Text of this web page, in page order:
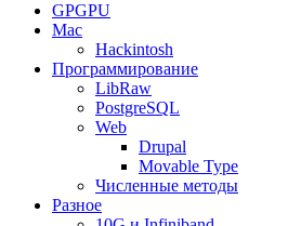
GPGPU
Mac
Hackintosh
Программирование
LibRaw
PostgreSQL
Web
Drupal
Movable Type
Численные методы
Разное